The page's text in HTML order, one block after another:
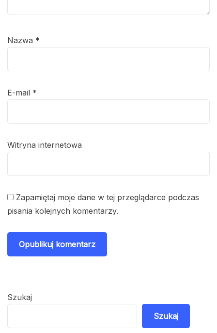
Nazwa *
E-mail *
Witryna internetowa
Zapamiętaj moje dane w tej przeglądarce podczas
pisania kolejnych komentarzy.
Szukaj
Szukaj